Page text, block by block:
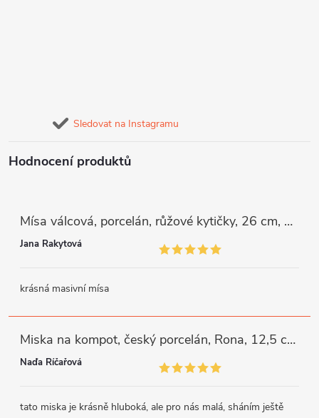
Sledovat na Instagramu
Hodnocení produktů
Mísa válcová, porcelán, růžové kytičky, 26 cm, G. Benedikt
Jana Rakytová
krásná masivní mísa
Miska na kompot, český porcelán, Rona, 12,5 cm, bílý, G. Benedikt
Naďa Říčařová
tato miska je krásně hluboká, ale pro nás malá, sháním ještě